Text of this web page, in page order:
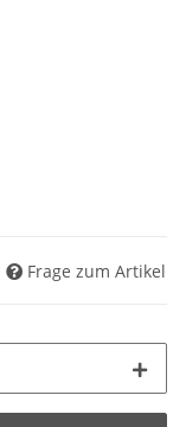
Frage zum Artikel